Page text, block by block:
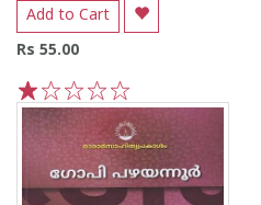
Add to Cart
Rs 55.00
5
4
3
2
1